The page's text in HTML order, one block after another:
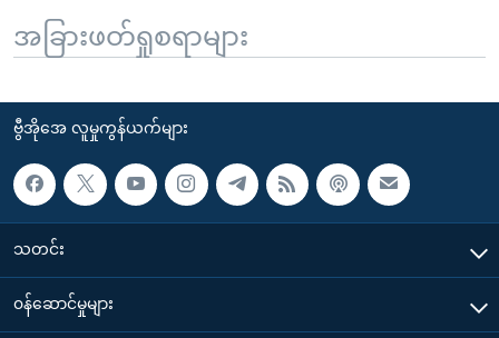
အခြားဖတ်ရှုစရာများ
ဗွီအိုအေ လူမှုကွန်ယက်များ
သတင်း
၀န်ဆောင်မှုများ